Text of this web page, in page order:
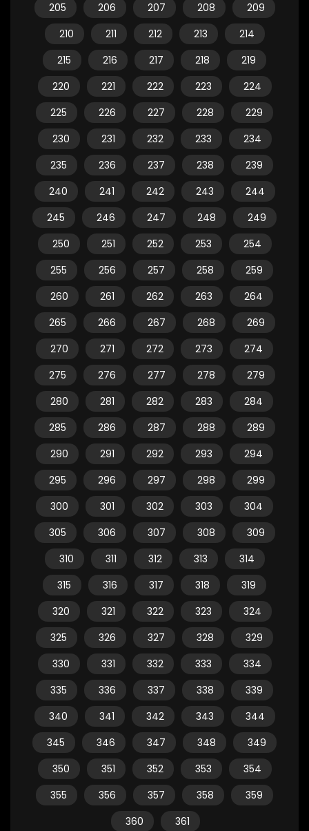
205
206 207 208
209
210
211 212 213
214
215
216 217 218
219
220
221 222 223
224
225
226 227 228
229
230
231 232 233
234
235
236 237 238
239
240
241 242 243
244
245
246 247 248
249
250
251 252 253
254
255
256 257 258
259
260
261 262 263
264
265
266 267 268
269
270
271 272 273
274
275
276 277 278
279
280
281 282 283
284
285
286 287 288
289
290
291 292 293
294
295
296 297 298
299
300
301 302 303
304
305
306 307 308
309
310
311 312 313
314
315
316 317 318
319
320
321 322 323
324
325
326 327 328
329
330
331 332 333
334
335
336 337 338
339
340
341 342 343
344
345
346 347 348
349
350
351 352 353
354
355
356 357 358
359
360
361